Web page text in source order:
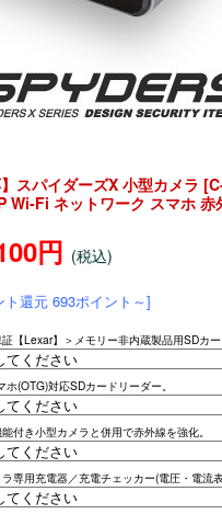
スパイダーズX 小型カメラ
Wi-Fi ネットワーク スマホ 赤
円 (税込)
ト還元 693ポイント～]
【Lexar】＞メモリー非内蔵製品用SDカー
ホ(OTG)対応SDカードリーダー。
付き小型カメラと併用で赤外線を強化。
専用充電器／充電チェッカー(電圧・電流表